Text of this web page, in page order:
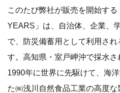
このたび弊社が販売を開始す
YEARS」は、自治体、企業、
で、防災備蓄用として利用さ
す。高知県・室戸岬沖で採水さ
1990年に世界に先駆けて、海
た㈱浅川自然食品工業の高度